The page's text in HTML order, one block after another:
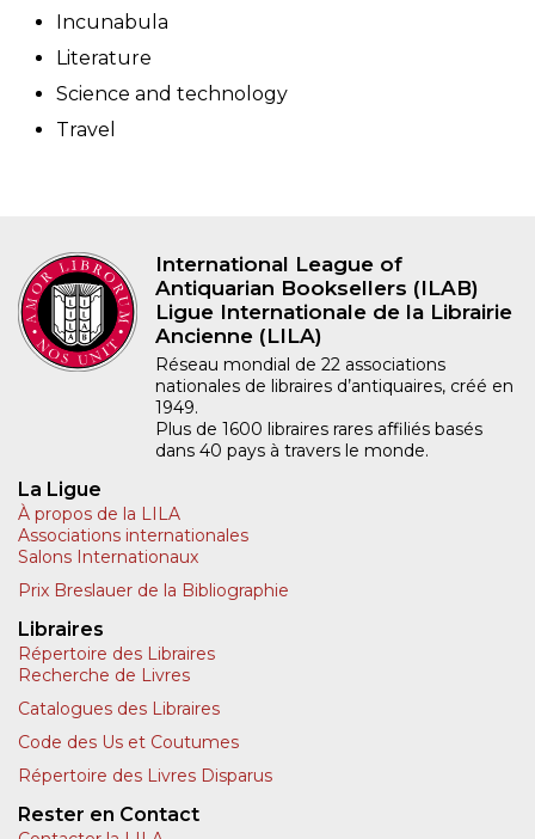
Incunabula
Literature
Science and technology
Travel
International League of
Antiquarian Booksellers (ILAB)
Ligue Internationale de la Librairie
Ancienne (LILA)
Réseau mondial de 22 associations
nationales de libraires d’antiquaires, créé en
1949.
Plus de 1600 libraires rares affiliés basés
dans 40 pays à travers le monde.
La Ligue
À propos de la LILA
Associations internationales
Salons Internationaux
Prix Breslauer de la Bibliographie
Libraires
Répertoire des Libraires
Recherche de Livres
Catalogues des Libraires
Code des Us et Coutumes
Répertoire des Livres Disparus
Rester en Contact